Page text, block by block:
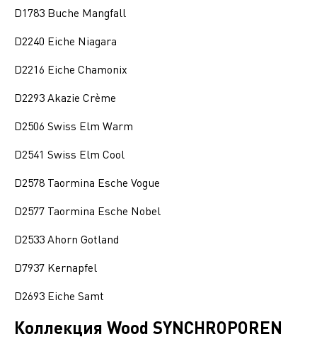
D1783 Buche Mangfall
D2240 Eiche Niagara
D2216 Eiche Chamonix
D2293 Akazie Crème
D2506 Swiss Elm Warm
D2541 Swiss Elm Cool
D2578 Taormina Esche Vogue
D2577 Taormina Esche Nobel
D2533 Ahorn Gotland
D7937 Kernapfel
D2693 Eiche Samt
Коллекция Wood SYNCHROPOREN